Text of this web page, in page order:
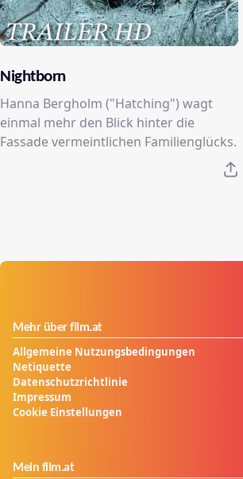
Nightborn
Hanna Bergholm ("Hatching") wagt
einmal mehr den Blick hinter die
Fassade vermeintlichen Familienglücks.
Mehr über film.at
Allgemeine Nutzungsbedingungen
Netiquette
Datenschutzrichtlinie
Impressum
Cookie Einstellungen
Mein film.at